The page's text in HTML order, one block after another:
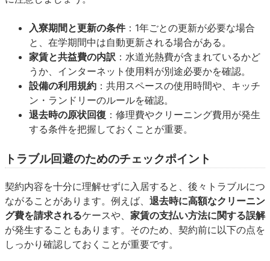
入寮期間と更新の条件：1年ごとの更新が必要な場合
と、在学期間中は自動更新される場合がある。
家賃と共益費の内訳 ：水道光熱費が含まれているかど
うか、インターネット使用料が別途必要かを確認。
設備の利用規約 ：共用スペースの使用時間や、キッチ
ン・ランドリーのルールを確認。
退去時の原状回復 ：修理費やクリーニング費用が発生
する条件を把握しておくことが重要。
トラブル回避のためのチェックポイント
契約内容を十分に理解せずに入居すると、後々トラブルにつ
ながることがあります。例えば、 退去時に高額なクリーニン
グ費を請求されるケースや、 家賃の支払い方法に関する誤解
が発生することもあります。そのため、契約前に以下の点を
しっかり確認しておくことが重要です。